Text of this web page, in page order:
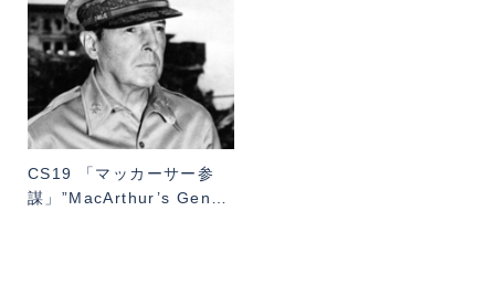
CS19 「マッカーサー参
謀」”MacArthur’s Gen…